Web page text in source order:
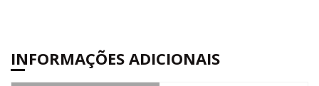
INFORMAÇÕES ADICIONAIS